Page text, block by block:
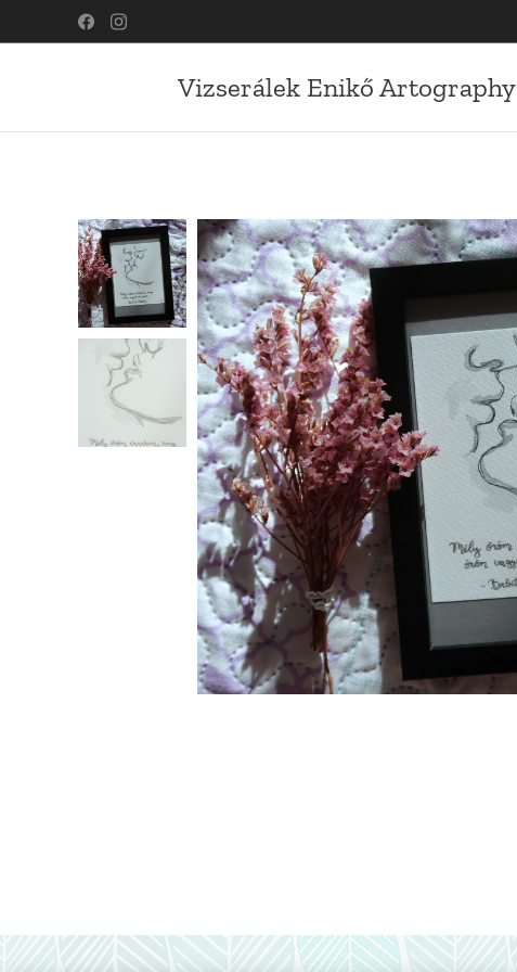
Vizserálek Enikő Artography